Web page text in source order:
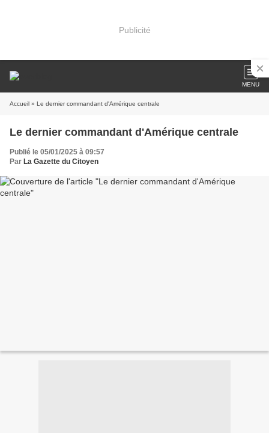
Publicité
MENU
Accueil » Le dernier commandant d'Amérique centrale
Le dernier commandant d'Amérique centrale
Publié le 05/01/2025 à 09:57
Par La Gazette du Citoyen